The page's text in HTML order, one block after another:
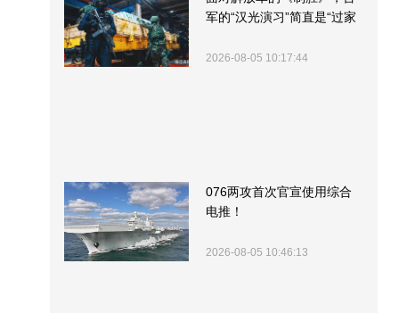
军的“汉光演习”简直是“过家
2026-08-05 10:17:44
076两攻首次官宣使用综合
电推！
2026-08-05 10:46:13